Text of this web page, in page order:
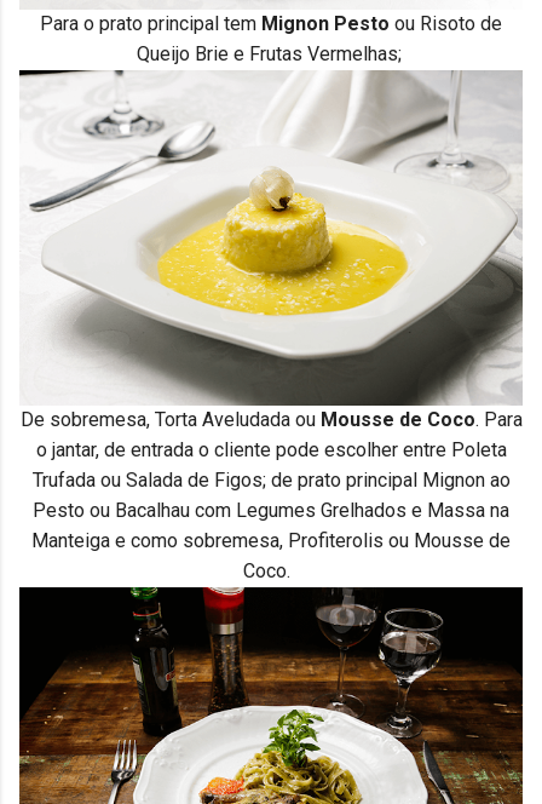
Para o prato principal tem Mignon Pesto ou Risoto de
Queijo Brie e Frutas Vermelhas;
De sobremesa, Torta Aveludada ou Mousse de Coco. Para
o jantar, de entrada o cliente pode escolher entre Poleta
Trufada ou Salada de Figos; de prato principal Mignon ao
Pesto ou Bacalhau com Legumes Grelhados e Massa na
Manteiga e como sobremesa, Profiterolis ou Mousse de
Coco.